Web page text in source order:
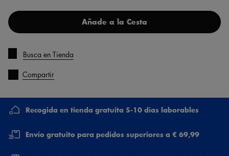
Añade a la Cesta
Busca en Tienda
Compartir
Recogida en tienda gratuita 5-10 días laborables
Envío gratuito para pedidos superiores a € 69,99